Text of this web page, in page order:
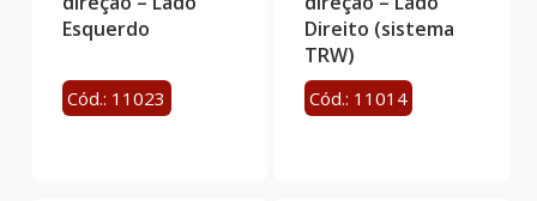
Esquerdo
Cód.: 11023
Direito (sistema
TRW)
Cód.: 11014